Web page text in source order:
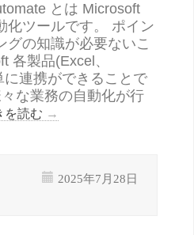
とは Microsoft
化ツールです。 ポイン
グの知識が必要ないこ
各製品(Excel、
連携ができることで
な業務の自動化が行
を読む →
2025年7月28日